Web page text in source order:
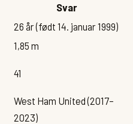
Svar
26 år (født 14. januar 1999)
1,85 m
41
West Ham United (2017–
2023)